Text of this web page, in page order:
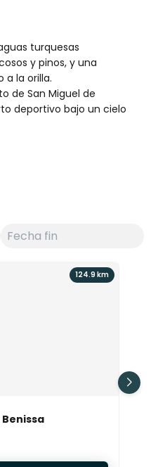
Muy cerca, os
visita aCala Xarraca
para los que buscan
masificados.
adentraros en la
de camino a la
se ve más que
os apetece algo de
con un paseo de
124.9 km